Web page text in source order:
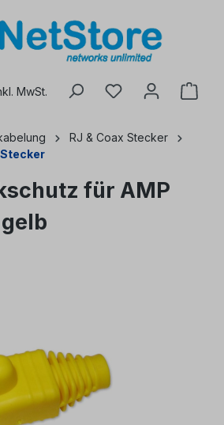
MwSt.
RJ & Coax Stecker
für AMP